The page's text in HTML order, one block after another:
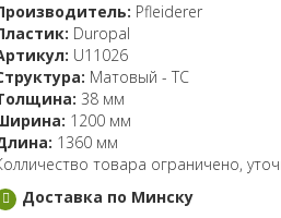
Pfleiderer
Duropal
U11026
Матовый - TC
38 мм
1200 мм
1360 мм
товара ограничено,
Доставка по Минску